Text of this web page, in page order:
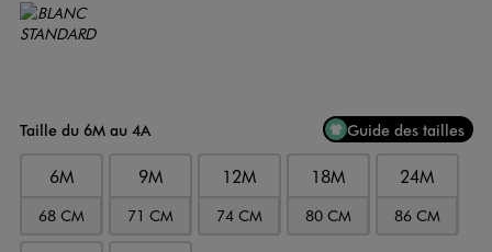
Choisissez votre Couleur
Taille du 6M au 4A Guide des tailles
6M
68 CM
9M
71 CM
12M
74 CM
18M
80 CM
24M
86 CM